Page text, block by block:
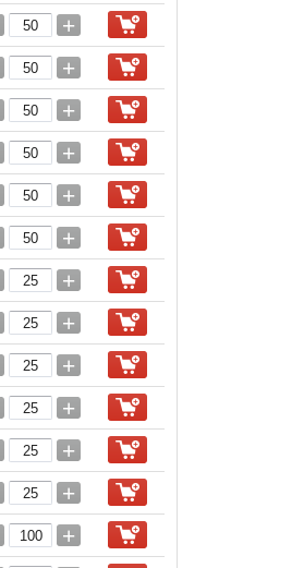
+
+
+
+
+
+
+
+
+
+
+
+
+